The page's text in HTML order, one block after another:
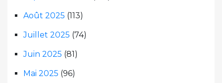
Août 2025 (113)
Juillet 2025 (74)
Juin 2025 (81)
Mai 2025 (96)